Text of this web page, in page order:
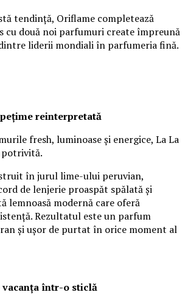
tendință, Oriflame completează
cu două noi parfumuri create împreună
liderii mondiali în parfumeria fină.
reinterpretată
fresh, luminoase și energice, La La
potrivită.
în jurul lime-ului peruvian,
de lenjerie proaspăt spălată și
lemnoasă modernă care oferă
Rezultatul este un parfum
și ușor de purtat în orice moment al
vacanța într-o sticlă